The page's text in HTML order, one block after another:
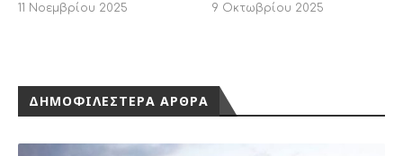
11 Νοεμβρίου 2025 9 Οκτωβρίου 2025
ΔΗΜΟΦΙΛΕΣΤΕΡΑ ΑΡΘΡΑ